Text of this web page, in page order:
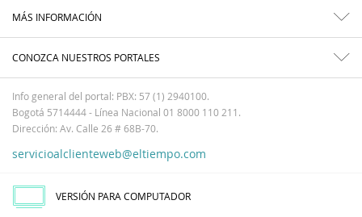
MÁS INFORMACIÓN
CONOZCA NUESTROS PORTALES
Info general del portal: PBX: 57 (1) 2940100.
Bogotá 5714444 - Línea Nacional 01 8000 110 211.
Dirección: Av. Calle 26 # 68B-70.
servicioalclienteweb@eltiempo.com
VERSIÓN PARA COMPUTADOR